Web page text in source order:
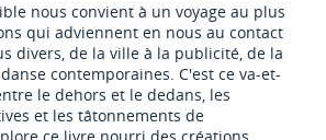
nous convient à un voyage au plus
qui adviennent en nous au contact
divers, de la ville à la publicité, de la
contemporaines. C'est ce va-et-
le dehors et le dedans, les
et les tâtonnements de